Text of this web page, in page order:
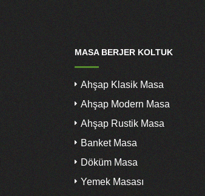
MASA BERJER KOLTUK
Ahşap Klasik Masa
Ahşap Modern Masa
Ahşap Rustik Masa
Banket Masa
Döküm Masa
Yemek Masası